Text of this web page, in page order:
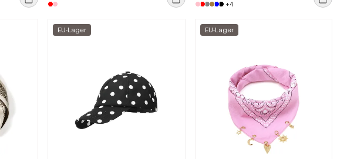
+4
EU-Lager EU-Lager